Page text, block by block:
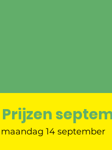
14 september